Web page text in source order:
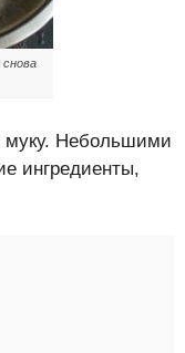
муку. Небольшими
ингредиенты,